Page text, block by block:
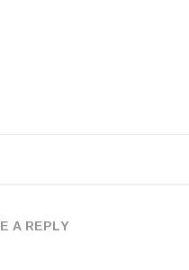
A REPLY